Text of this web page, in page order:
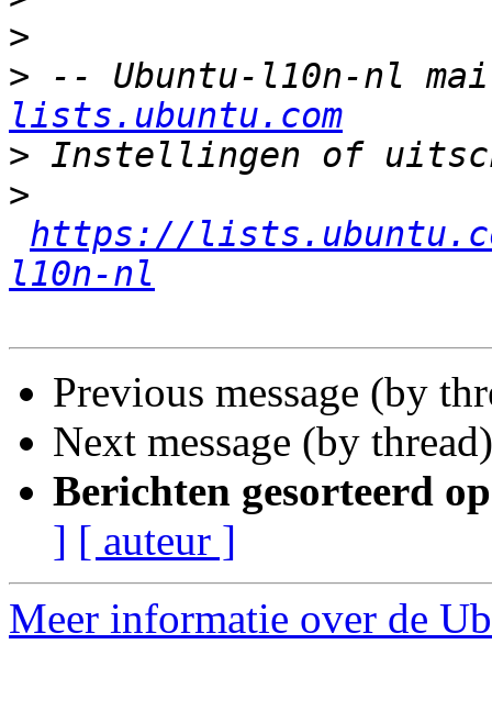
>
> -- Ubuntu-l10n-nl
lists.ubuntu.com
>
>
https://
l10n-nl
Previous message (by
Next message (by
Berichten gesorteerd
] [ auteur ]
Meer informatie over de